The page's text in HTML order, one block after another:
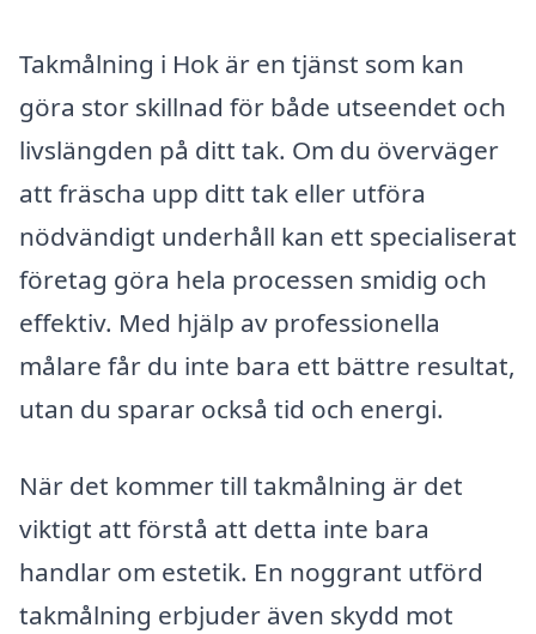
Takmålning i Hok är en tjänst som kan
göra stor skillnad för både utseendet och
livslängden på ditt tak. Om du överväger
att fräscha upp ditt tak eller utföra
nödvändigt underhåll kan ett specialiserat
företag göra hela processen smidig och
effektiv. Med hjälp av professionella
målare får du inte bara ett bättre resultat,
utan du sparar också tid och energi.
När det kommer till takmålning är det
viktigt att förstå att detta inte bara
handlar om estetik. En noggrant utförd
takmålning erbjuder även skydd mot